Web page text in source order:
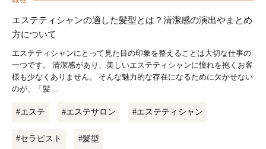
エステティシャンの適した髪型とは？清潔感の演出やまとめ
方について
エステティシャンにとって見た目の印象を整えることは大切な仕事の
一つです。 清潔感があり、美しいエステティシャンに憧れを抱くお客
様も少なくありません。 そんな魅力的な存在になるために欠かせない
のが、「髪…
#エステ #エステサロン #エステティシャン
#セラピスト #髪型